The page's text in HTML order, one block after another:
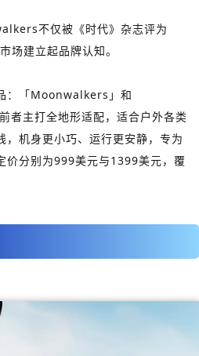
不仅被《时代》杂志评为
场建立起品牌认知。
：「Moonwalkers」和
者主打全地形适配，适合户外各类
，机身更小巧、运行更安静，专为
价分别为999美元与1399美元，覆